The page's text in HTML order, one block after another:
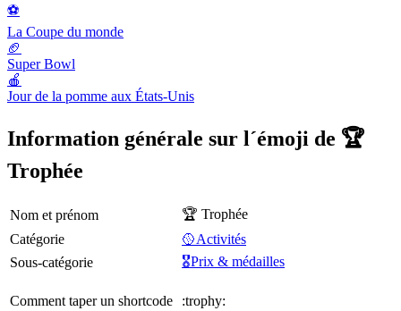
⚽️
La Coupe du monde
🏈
Super Bowl
🍎
Jour de la pomme aux États-Unis
Information générale sur l´émoji de 🏆
Trophée
Nom et prénom
🏆 Trophée
Catégorie
🥎Activités
Sous-catégorie
🎖Prix & médailles
Comment taper un shortcode :trophy: